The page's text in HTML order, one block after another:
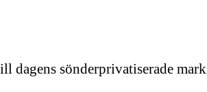
sönderprivatiserade